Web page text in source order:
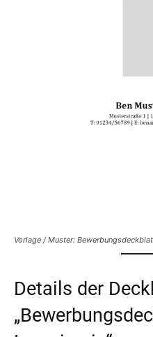
Vorlage / Muster:
Details der